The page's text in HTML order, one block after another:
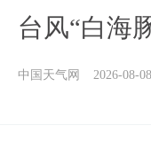
台风“白海
中国天气网 2026-08-